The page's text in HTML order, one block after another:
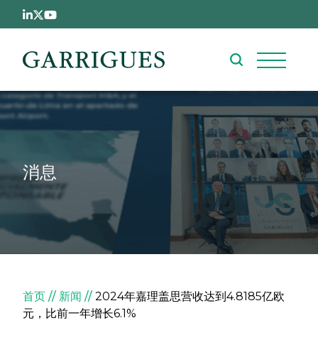
跳转到主要内容
消息
面包屑
首页 新闻
2024年嘉理盖思营收达到4.8185亿欧
元，比前一年增长6.1%